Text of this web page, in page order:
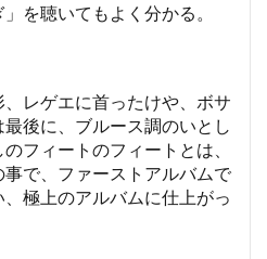
を聴いてもよく分かる。
レゲエに首ったけや、ボサ
後に、ブルース調のいとし
フィートのフィートとは、
で、ファーストアルバムで
極上のアルバムに仕上がっ